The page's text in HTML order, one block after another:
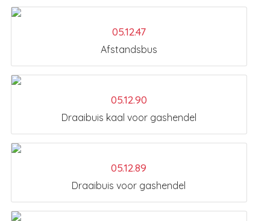
05.12.47
Afstandsbus
05.12.90
Draaibuis kaal voor gashendel
05.12.89
Draaibuis voor gashendel